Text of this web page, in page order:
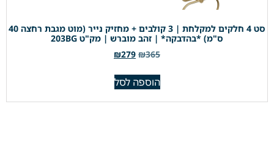
סט 4 חלקים למקלחת | 3 קולבים + מחזיק נייר (מוט מגבת רחצה 40
ס"מ) *בהדבקה* | זהב מוברש | מק"ט 203BG
₪365
₪279
הוספה לסל